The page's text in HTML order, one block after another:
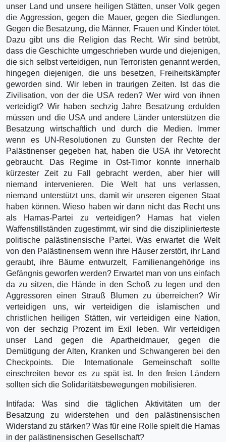
unser Land und unsere heiligen Stätten, unser Volk gegen
die Aggression, gegen die Mauer, gegen die Siedlungen.
Gegen die Besatzung, die Männer, Frauen und Kinder tötet.
Dazu gibt uns die Religion das Recht. Wir sind betrübt,
dass die Geschichte umgeschrieben wurde und diejenigen,
die sich selbst verteidigen, nun Terroristen genannt werden,
hingegen diejenigen, die uns besetzen, Freiheitskämpfer
geworden sind. Wir leben in traurigen Zeiten. Ist das die
Zivilisation, von der die USA reden? Wer wird von ihnen
verteidigt? Wir haben sechzig Jahre Besatzung erdulden
müssen und die USA und andere Länder unterstützen die
Besatzung wirtschaftlich und durch die Medien. Immer
wenn es UN-Resolutionen zu Gunsten der Rechte der
Palästinenser gegeben hat, haben die USA ihr Vetorecht
gebraucht. Das Regime in Ost-Timor konnte innerhalb
kürzester Zeit zu Fall gebracht werden, aber hier will
niemand intervenieren. Die Welt hat uns verlassen,
niemand unterstützt uns, damit wir unseren eigenen Staat
haben können. Wieso haben wir dann nicht das Recht uns
als Hamas-Partei zu verteidigen? Hamas hat vielen
Waffenstillständen zugestimmt, wir sind die disziplinierteste
politische palästinensische Partei. Was erwartet die Welt
von den Palästinensern wenn ihre Häuser zerstört, ihr Land
geraubt, ihre Bäume entwurzelt, Familienangehörige ins
Gefängnis geworfen werden? Erwartet man von uns einfach
da zu sitzen, die Hände in den Schoß zu legen und den
Aggressoren einen Strauß Blumen zu überreichen? Wir
verteidigen uns, wir verteidigen die islamischen und
christlichen heiligen Stätten, wir verteidigen eine Nation,
von der sechzig Prozent im Exil leben. Wir verteidigen
unser Land gegen die Apartheidmauer, gegen die
Demütigung der Alten, Kranken und Schwangeren bei den
Checkpoints. Die Internationale Gemeinschaft sollte
einschreiten bevor es zu spät ist. In den freien Ländern
sollten sich die Solidaritätsbewegungen mobilisieren.
Intifada: Was sind die täglichen Aktivitäten um der
Besatzung zu widerstehen und den palästinensischen
Widerstand zu stärken? Was für eine Rolle spielt die Hamas
in der palästinensischen Gesellschaft?